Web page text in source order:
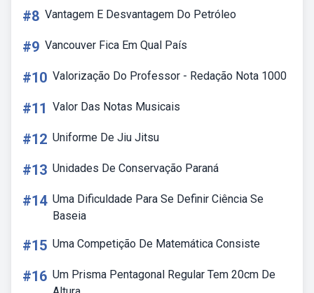
#8 Vantagem E Desvantagem Do Petróleo
#9 Vancouver Fica Em Qual País
#10 Valorização Do Professor - Redação Nota 1000
#11 Valor Das Notas Musicais
#12 Uniforme De Jiu Jitsu
#13 Unidades De Conservação Paraná
#14 Uma Dificuldade Para Se Definir Ciência Se
Baseia
#15 Uma Competição De Matemática Consiste
#16 Um Prisma Pentagonal Regular Tem 20cm De